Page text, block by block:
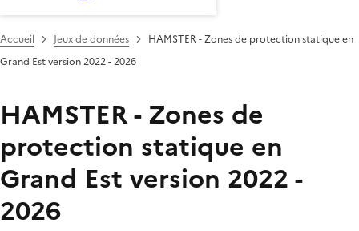
Accueil Jeux de données
HAMSTER - Zones de protection statique en
Grand Est version 2022 - 2026
HAMSTER - Zones de
protection statique en
Grand Est version 2022 -
2026